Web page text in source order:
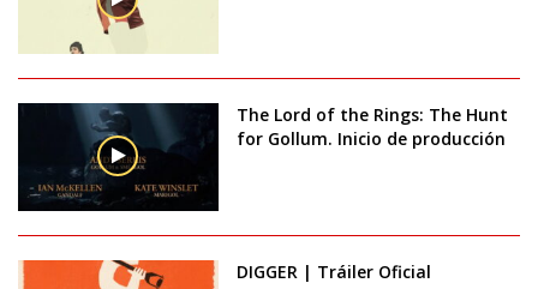
The Lord of the Rings: The Hunt
for Gollum. Inicio de producción
DIGGER | Tráiler Oficial